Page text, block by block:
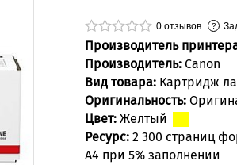
0 отзывов
Производитель
Производитель: Canon
Вид товара: Картридж
Оригинальность:
Цвет: Желтый
Ресурс: 2 300 страниц
А4 при 5% заполнении